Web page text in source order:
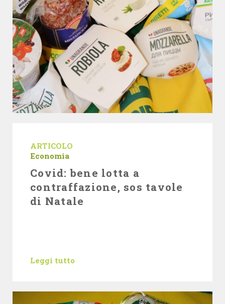
ARTICOLO
Economia
Covid: bene lotta a
contraffazione, sos tavole
di Natale
Leggi tutto